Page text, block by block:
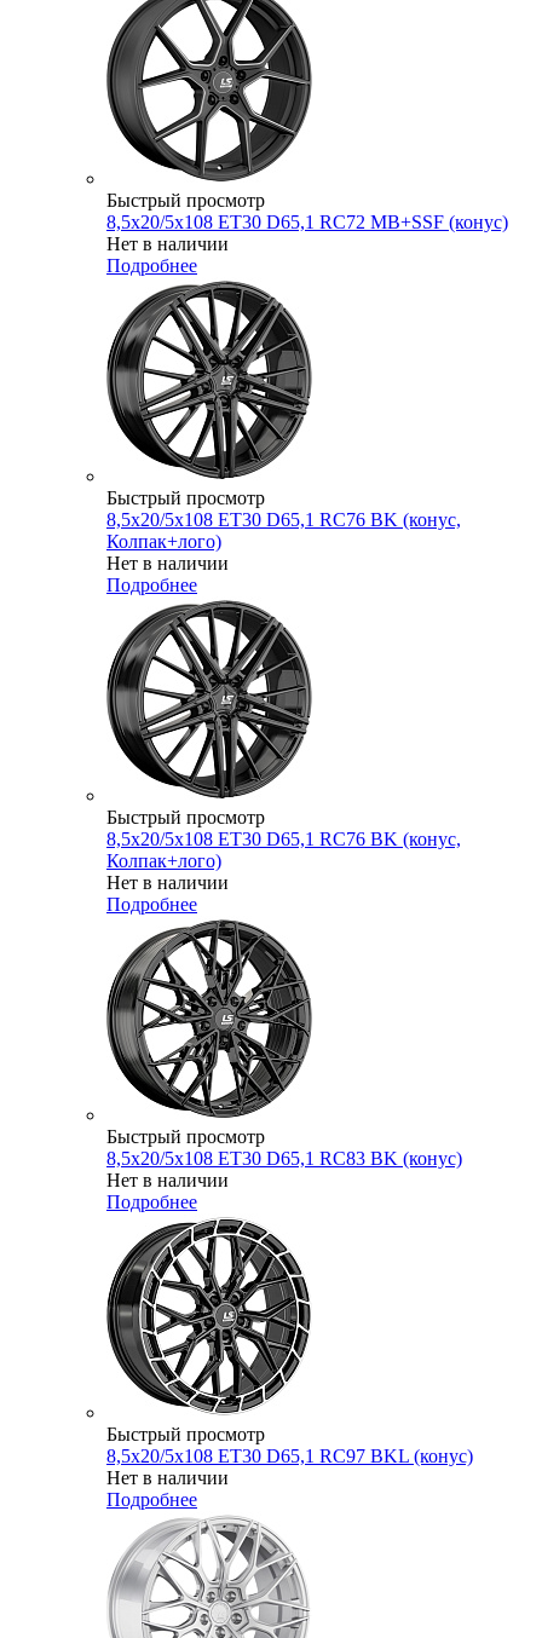
Быстрый просмотр
8,5x20/5x108 ET30 D65,1 RC72 MB+SSF (конус)
Нет в наличии
Подробнее
Быстрый просмотр
8,5x20/5x108 ET30 D65,1 RC76 BK (конус,
Колпак+лого)
Нет в наличии
Подробнее
Быстрый просмотр
8,5x20/5x108 ET30 D65,1 RC76 BK (конус,
Колпак+лого)
Нет в наличии
Подробнее
Быстрый просмотр
8,5x20/5x108 ET30 D65,1 RC83 BK (конус)
Нет в наличии
Подробнее
Быстрый просмотр
8,5x20/5x108 ET30 D65,1 RC97 BKL (конус)
Нет в наличии
Подробнее